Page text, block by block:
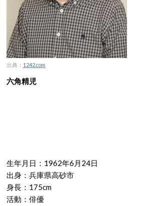
出典： 1242.com
六角精児
生年月日：1962年6月24日
出身：兵庫県高砂市
身長：175cm
活動：俳優